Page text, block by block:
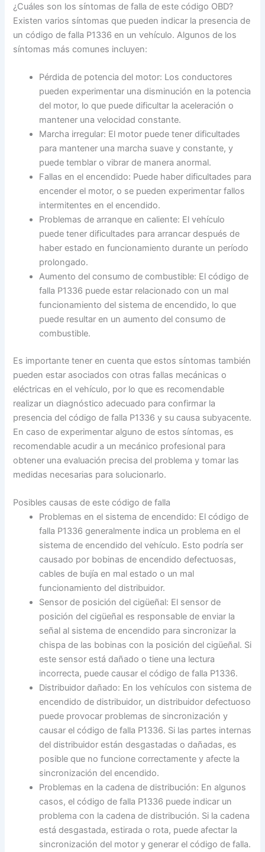
¿Cuáles son los síntomas de falla de este código OBD?
Existen varios síntomas que pueden indicar la presencia de
un código de falla P1336 en un vehículo. Algunos de los
síntomas más comunes incluyen:
Pérdida de potencia del motor: Los conductores
pueden experimentar una disminución en la potencia
del motor, lo que puede dificultar la aceleración o
mantener una velocidad constante.
Marcha irregular: El motor puede tener dificultades
para mantener una marcha suave y constante, y
puede temblar o vibrar de manera anormal.
Fallas en el encendido: Puede haber dificultades para
encender el motor, o se pueden experimentar fallos
intermitentes en el encendido.
Problemas de arranque en caliente: El vehículo
puede tener dificultades para arrancar después de
haber estado en funcionamiento durante un período
prolongado.
Aumento del consumo de combustible: El código de
falla P1336 puede estar relacionado con un mal
funcionamiento del sistema de encendido, lo que
puede resultar en un aumento del consumo de
combustible.
Es importante tener en cuenta que estos síntomas también
pueden estar asociados con otras fallas mecánicas o
eléctricas en el vehículo, por lo que es recomendable
realizar un diagnóstico adecuado para confirmar la
presencia del código de falla P1336 y su causa subyacente.
En caso de experimentar alguno de estos síntomas, es
recomendable acudir a un mecánico profesional para
obtener una evaluación precisa del problema y tomar las
medidas necesarias para solucionarlo.
Posibles causas de este código de falla
Problemas en el sistema de encendido: El código de
falla P1336 generalmente indica un problema en el
sistema de encendido del vehículo. Esto podría ser
causado por bobinas de encendido defectuosas,
cables de bujía en mal estado o un mal
funcionamiento del distribuidor.
Sensor de posición del cigüeñal: El sensor de
posición del cigüeñal es responsable de enviar la
señal al sistema de encendido para sincronizar la
chispa de las bobinas con la posición del cigüeñal. Si
este sensor está dañado o tiene una lectura
incorrecta, puede causar el código de falla P1336.
Distribuidor dañado: En los vehículos con sistema de
encendido de distribuidor, un distribuidor defectuoso
puede provocar problemas de sincronización y
causar el código de falla P1336. Si las partes internas
del distribuidor están desgastadas o dañadas, es
posible que no funcione correctamente y afecte la
sincronización del encendido.
Problemas en la cadena de distribución: En algunos
casos, el código de falla P1336 puede indicar un
problema con la cadena de distribución. Si la cadena
está desgastada, estirada o rota, puede afectar la
sincronización del motor y generar el código de falla.